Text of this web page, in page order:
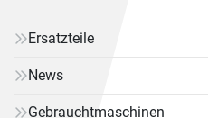
Ersatzteile
News
Gebrauchtmaschinen